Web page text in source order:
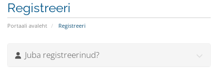
Registreeri
Portaali avaleht Registreeri
Juba registreerinud?